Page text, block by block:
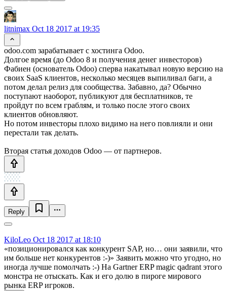
litnimax Oct 18 2017 at 19:35
odoo.com зарабатывает с хостинга Odoo.
Долгое время (до Odoo 8 и получения денег инвесторов)
Фабиен (основатель Odoo) сперва накатывал новую версию на
своих SaaS клиентов, несколько месяцев выпиливал баги, а
потом делал релиз для сообщества. Забавно, да? Обычно
поступают наоборот, публикуют для бесплатников, те
пройдут по всем граблям, и только после этого своих
клиентов обновляют.
Но потом инвесторы плохо видимо на него повлияли и они
перестали так делать.
Вторая статья доходов Odoo — от партнеров.
Reply
KiloLeo Oct 18 2017 at 18:10
«позиционировался как конкурент SAP, но… они заявили, что
им больше нет конкурентов :-)» Заявить можно что угодно, но
иногда лучше помолчать :-) На Gartner ERP magic qadrant этого
монстра не отыскать. Как и его долю в пироге мирового
рынка ERP игроков.